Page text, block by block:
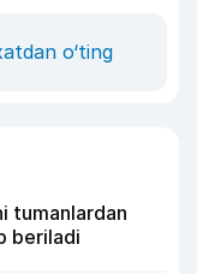
o‘ting
tumanlardan
beriladi